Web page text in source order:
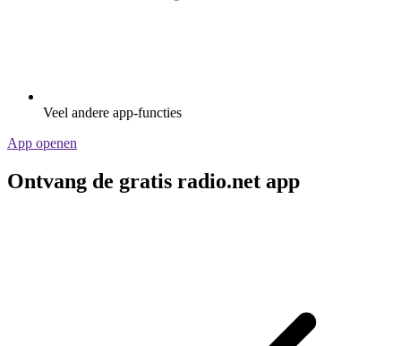
Veel andere app-functies
App openen
Ontvang de gratis radio.net app